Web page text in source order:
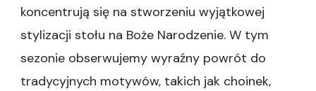
koncentrują się na stworzeniu wyjątkowej
stylizacji stołu na Boże Narodzenie. W tym
sezonie obserwujemy wyraźny powrót do
tradycyjnych motywów, takich jak choinek,